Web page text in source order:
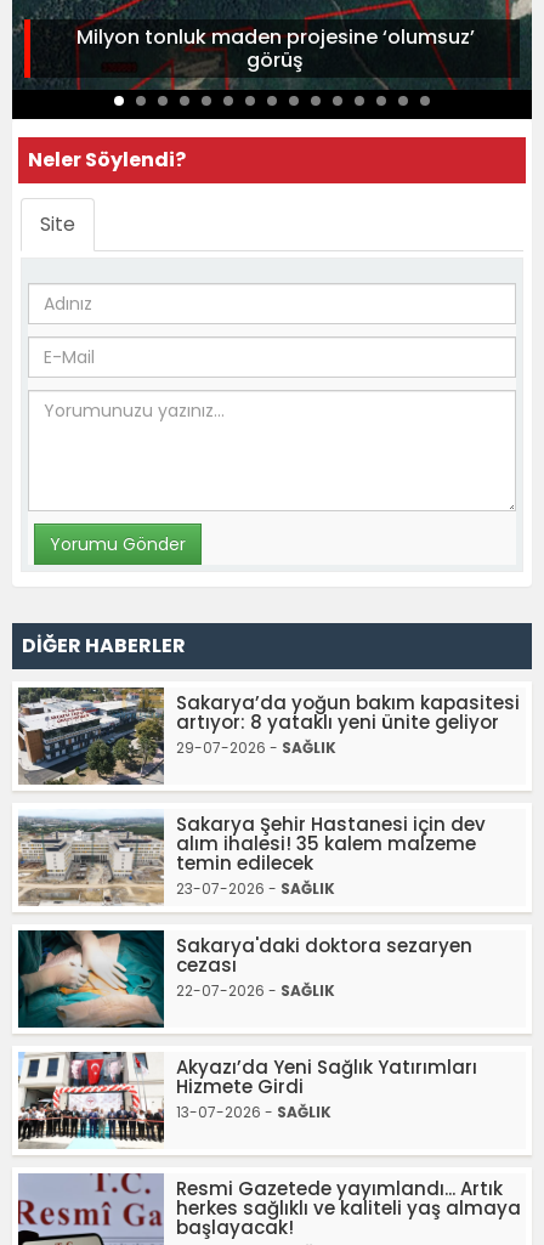
Milyon tonluk maden projesine ‘olumsuz’
görüş
Neler Söylendi?
Site
DİĞER HABERLER
Sakarya’da yoğun bakım kapasitesi
artıyor: 8 yataklı yeni ünite geliyor
29-07-2026 - SAĞLIK
Sakarya Şehir Hastanesi için dev
alım ihalesi! 35 kalem malzeme
temin edilecek
23-07-2026 - SAĞLIK
Sakarya'daki doktora sezaryen
cezası
22-07-2026 - SAĞLIK
Akyazı’da Yeni Sağlık Yatırımları
Hizmete Girdi
13-07-2026 - SAĞLIK
Resmi Gazetede yayımlandı... Artık
herkes sağlıklı ve kaliteli yaş almaya
başlayacak!